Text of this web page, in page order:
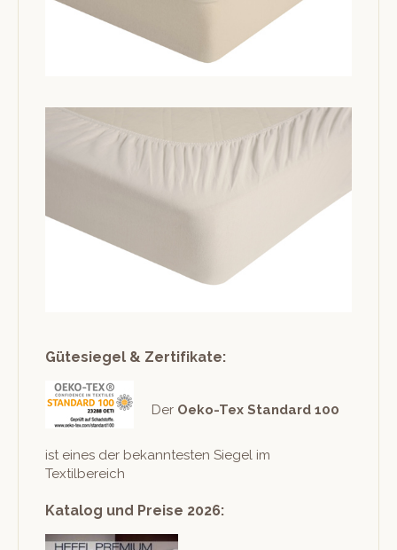
Gütesiegel & Zertifikate:
Der Oeko-Tex Stan­dard 100
ist eines der bekan­ntesten Siegel im
Textilbereich
Katalog und Preise 2026: